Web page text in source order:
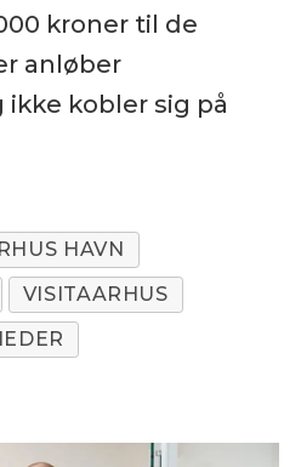
kroner til de
anløber
kobler sig på
HAVN
VISITAARHUS